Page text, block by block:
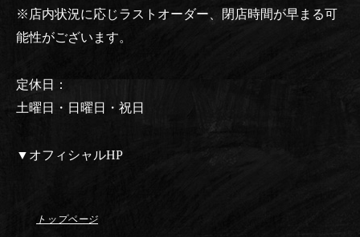
※店内状況に応じラストオーダー、閉店時間が早まる可
能性がございます。
定休日：
土曜日・日曜日・祝日
▼オフィシャルHP
トップページ